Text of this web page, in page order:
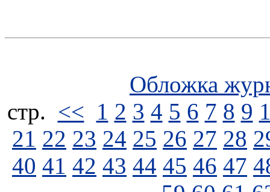
Обложка
стp. << 1 2 3 4 5 6 7 8 9
21 22 23 24 25 26 27 28
40 41 42 43 44 45 46 47